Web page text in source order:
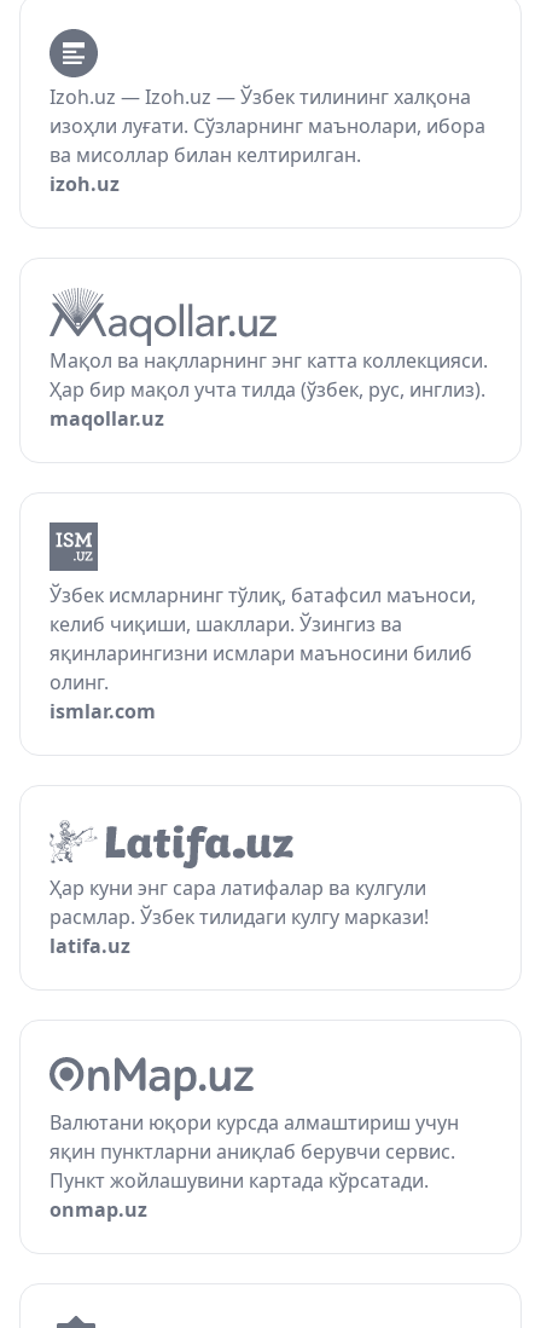
Izoh.uz — Izoh.uz — Ўзбек тилининг халқона
изоҳли луғати. Сўзларнинг маънолари, ибора
ва мисоллар билан келтирилган.
izoh.uz
Мақол ва нақлларнинг энг катта коллекцияси.
Ҳар бир мақол учта тилда (ўзбек, рус, инглиз).
maqollar.uz
Ўзбек исмларнинг тўлиқ, батафсил маъноси,
келиб чиқиши, шакллари. Ўзингиз ва
яқинларингизни исмлари маъносини билиб
олинг.
ismlar.com
Ҳар куни энг сара латифалар ва кулгули
расмлар. Ўзбек тилидаги кулгу маркази!
latifa.uz
Валютани юқори курсда алмаштириш учун
яқин пунктларни аниқлаб берувчи сервис.
Пункт жойлашувини картада кўрсатади.
onmap.uz